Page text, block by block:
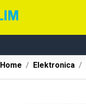
Home Elektronica